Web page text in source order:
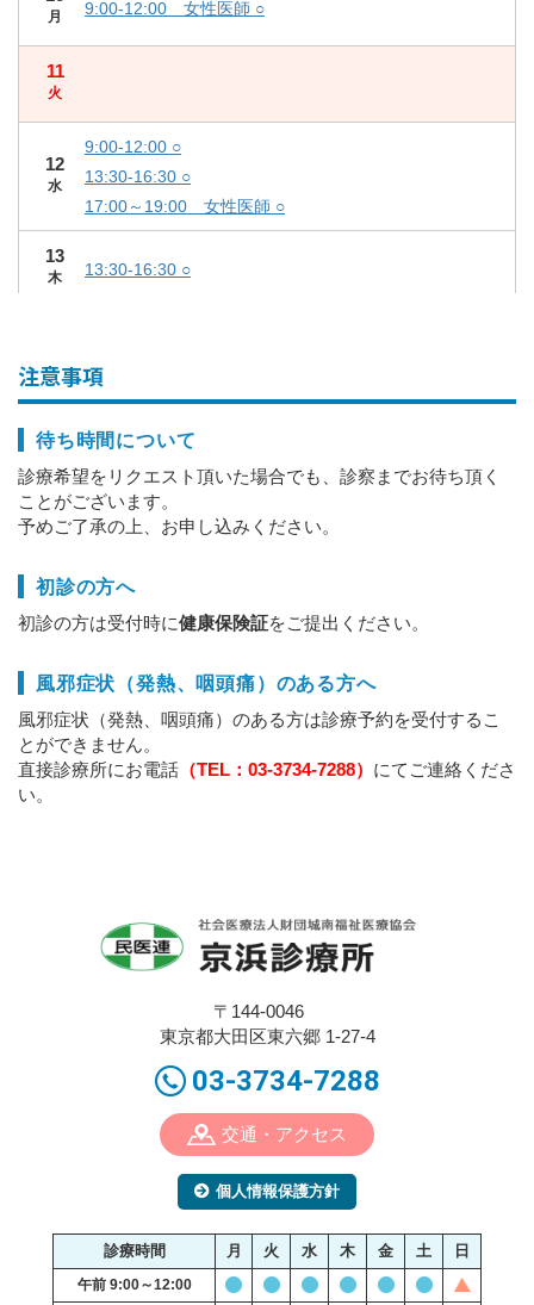
月 9:00-12:00 女性医師 ○
11
火
12
水
9:00-12:00 ○
13:30-16:30 ○
17:00～19:00 女性医師 ○
13
木 13:30-16:30 ○
15
土
16
日
月 9:00-12:00 女性医師 ○
8:30-12:00 ○
19
水
9:00-12:00 ○
13:30-16:30 ○
17:00～19:00 女性医師 ○
13:30-16:30 ○
注意事項
待ち時間について
診療希望をリクエスト頂いた場合でも、診察までお待ち頂く
ことがございます。
予めご了承の上、お申し込みください。
初診の方へ
初診の方は受付時に健康保険証をご提出ください。
風邪症状（発熱、咽頭痛）のある方へ
風邪症状（発熱、咽頭痛）のある方は診療予約を受付するこ
とができません。
直接診療所にお電話 （TEL：03-3734-7288） にてご連絡くださ
い。
〒144-0046
東京都大田区東六郷 1-27-4
03-3734-7288
交通・アクセス
個人情報保護方針
診療時間 月 火 水 木 金 土 日
午前 9:00～12:00